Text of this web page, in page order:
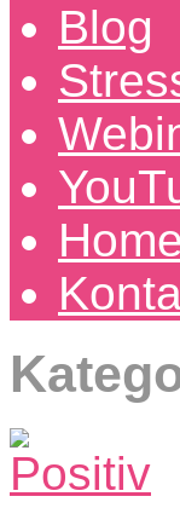
ohne
Stress
Entdecke
erfolgreiche
Wege
aus
Stress
hin
mentaler
Stärke
Blog
Home